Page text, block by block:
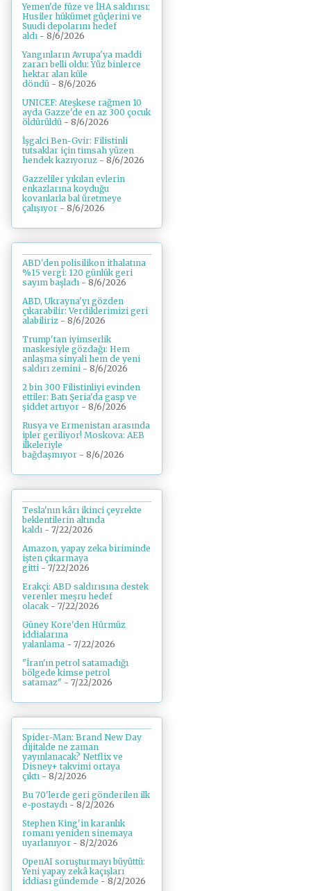
Yemen'de füze ve İHA saldırısı:
Husiler hükümet güçlerini ve
Suudi depolarını hedef
aldı - 8/6/2026
Yangınların Avrupa'ya maddi
zararı belli oldu: Yüz binlerce
hektar alan küle
döndü - 8/6/2026
UNICEF: Ateşkese rağmen 10
ayda Gazze'de en az 300 çocuk
öldürüldü - 8/6/2026
İşgalci Ben-Gvir: Filistinli
tutsaklar için timsah yüzen
hendek kazıyoruz - 8/6/2026
Gazzeliler yıkılan evlerin
enkazlarına koyduğu
kovanlarla bal üretmeye
çalışıyor - 8/6/2026
ABD'den polisilikon ithalatına
%15 vergi: 120 günlük geri
sayım başladı - 8/6/2026
ABD, Ukrayna'yı gözden
çıkarabilir: Verdiklerimizi geri
alabiliriz - 8/6/2026
Trump'tan iyimserlik
maskesiyle gözdağı: Hem
anlaşma sinyali hem de yeni
saldırı zemini - 8/6/2026
2 bin 300 Filistinliyi evinden
ettiler: Batı Şeria'da gasp ve
şiddet artıyor - 8/6/2026
Rusya ve Ermenistan arasında
ipler geriliyor! Moskova: AEB
ilkeleriyle
bağdaşmıyor - 8/6/2026
Tesla'nın kârı ikinci çeyrekte
beklentilerin altında
kaldı - 7/22/2026
Amazon, yapay zeka biriminde
işten çıkarmaya
gitti - 7/22/2026
Erakçi: ABD saldırısına destek
verenler meşru hedef
olacak - 7/22/2026
Güney Kore'den Hürmüz
iddialarına
yalanlama - 7/22/2026
"İran'ın petrol satamadığı
bölgede kimse petrol
satamaz" - 7/22/2026
Spider-Man: Brand New Day
dijitalde ne zaman
yayınlanacak? Netflix ve
Disney+ takvimi ortaya
çıktı - 8/2/2026
Bu 70'lerde geri gönderilen ilk
e-postaydı - 8/2/2026
Stephen King'in karanlık
romanı yeniden sinemaya
uyarlanıyor - 8/2/2026
OpenAI soruşturmayı büyüttü:
Yeni yapay zekâ kaçışları
iddiası gündemde - 8/2/2026